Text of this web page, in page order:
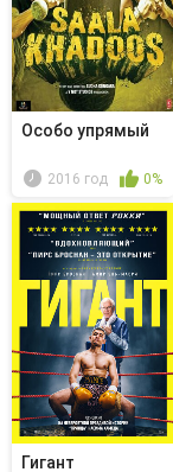
Особо упрямый
2016 год 0%
Гигант